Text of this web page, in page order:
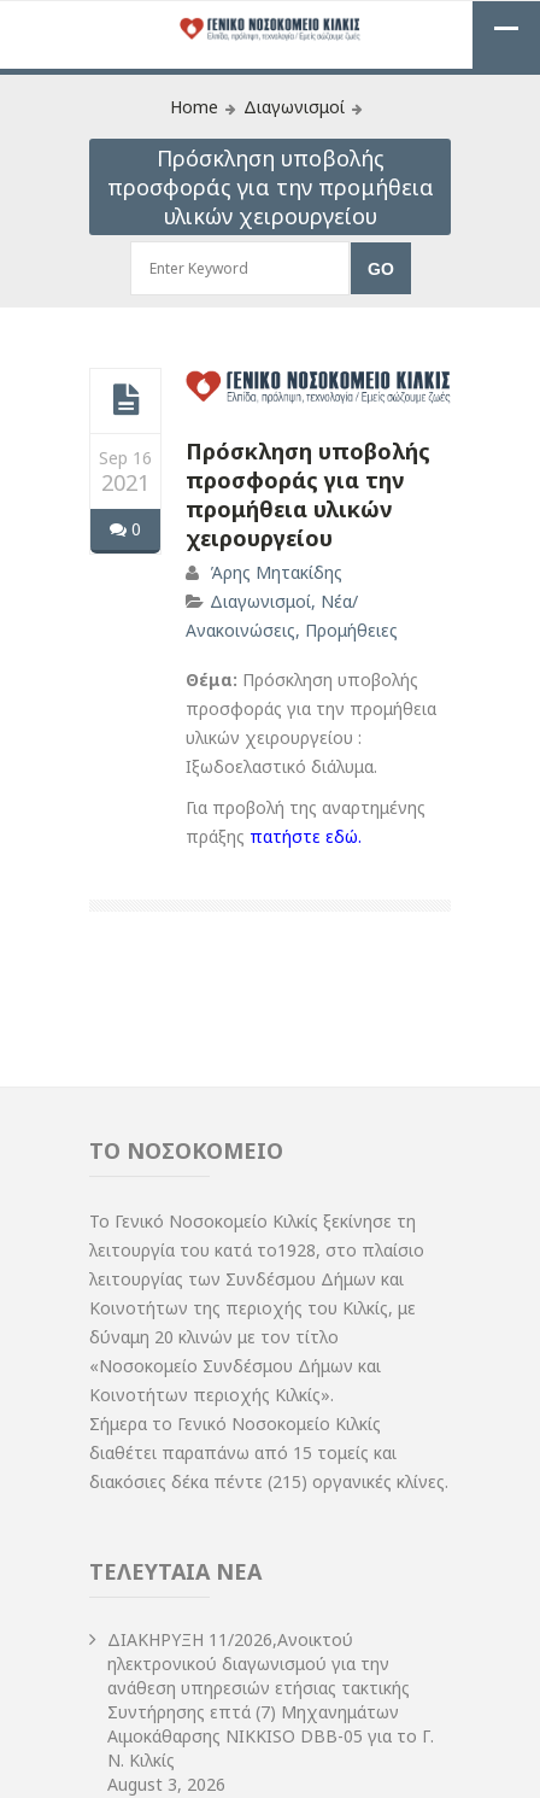
Home Διαγωνισμοί
Πρόσκληση υποβολής
προσφοράς για την προμήθεια
υλικών χειρουργείου
Sep 16
2021
0
Πρόσκληση υποβολής
προσφοράς για την
προμήθεια υλικών
χειρουργείου
Άρης Μητακίδης
Διαγωνισμοί, Νέα/
Ανακοινώσεις, Προμήθειες
Θέμα: Πρόσκληση υποβολής
προσφοράς για την προμήθεια
υλικών χειρουργείου :
Ιξωδοελαστικό διάλυμα.
Για προβολή της αναρτημένης
πράξης πατήστε εδώ.
ΤΟ ΝΟΣΟΚΟΜΕΙΟ
Το Γενικό Νοσοκομείο Κιλκίς ξεκίνησε τη
λειτουργία του κατά το1928, στο πλαίσιο
λειτουργίας των Συνδέσμου Δήμων και
Κοινοτήτων της περιοχής του Κιλκίς, με
δύναμη 20 κλινών με τον τίτλο
«Νοσοκομείο Συνδέσμου Δήμων και
Κοινοτήτων περιοχής Κιλκίς».
Σήμερα το Γενικό Νοσοκομείο Κιλκίς
διαθέτει παραπάνω από 15 τομείς και
διακόσιες δέκα πέντε (215) οργανικές κλίνες.
ΤΕΛΕΥΤΑΙΑ ΝΕΑ
ΔIΑΚΗΡΥΞΗ 11/2026,Ανοικτού
ηλεκτρονικού διαγωνισμού για την
ανάθεση υπηρεσιών ετήσιας τακτικής
Συντήρησης επτά (7) Μηχανημάτων
Αιμοκάθαρσης NIKKISO DBB-05 για το Γ.
Ν. Κιλκίς
August 3, 2026